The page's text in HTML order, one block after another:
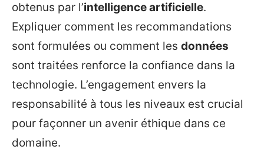
obtenus par l’intelligence artificielle.
Expliquer comment les recommandations
sont formulées ou comment les données
sont traitées renforce la confiance dans la
technologie. L’engagement envers la
responsabilité à tous les niveaux est crucial
pour façonner un avenir éthique dans ce
domaine.